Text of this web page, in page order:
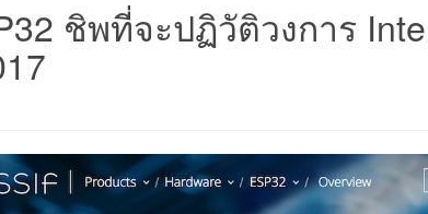
ชิพที่จะปฏิวัติวงการ